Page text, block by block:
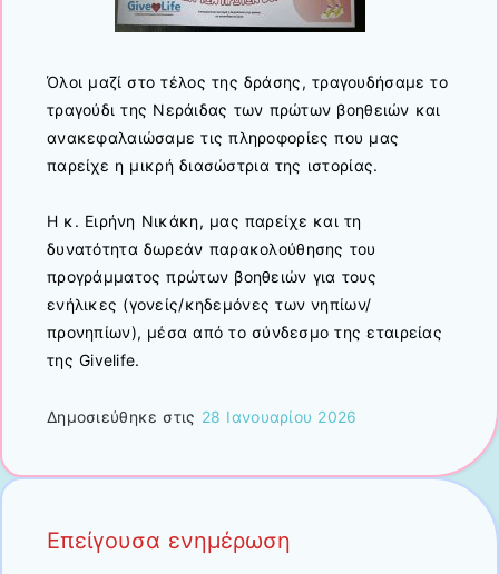
Όλοι μαζί στο τέλος της δράσης, τραγουδήσαμε το
τραγούδι της Νεράιδας των πρώτων βοηθειών και
ανακεφαλαιώσαμε τις πληροφορίες που μας
παρείχε η μικρή διασώστρια της ιστορίας.
Η κ. Ειρήνη Νικάκη, μας παρείχε και τη
δυνατότητα δωρεάν παρακολούθησης του
προγράμματος πρώτων βοηθειών για τους
ενήλικες (γονείς/κηδεμόνες των νηπίων/
προνηπίων), μέσα από το σύνδεσμo της εταιρείας
της Givelife.
Δημοσιεύθηκε στις 28 Ιανουαρίου 2026
Επείγουσα ενημέρωση